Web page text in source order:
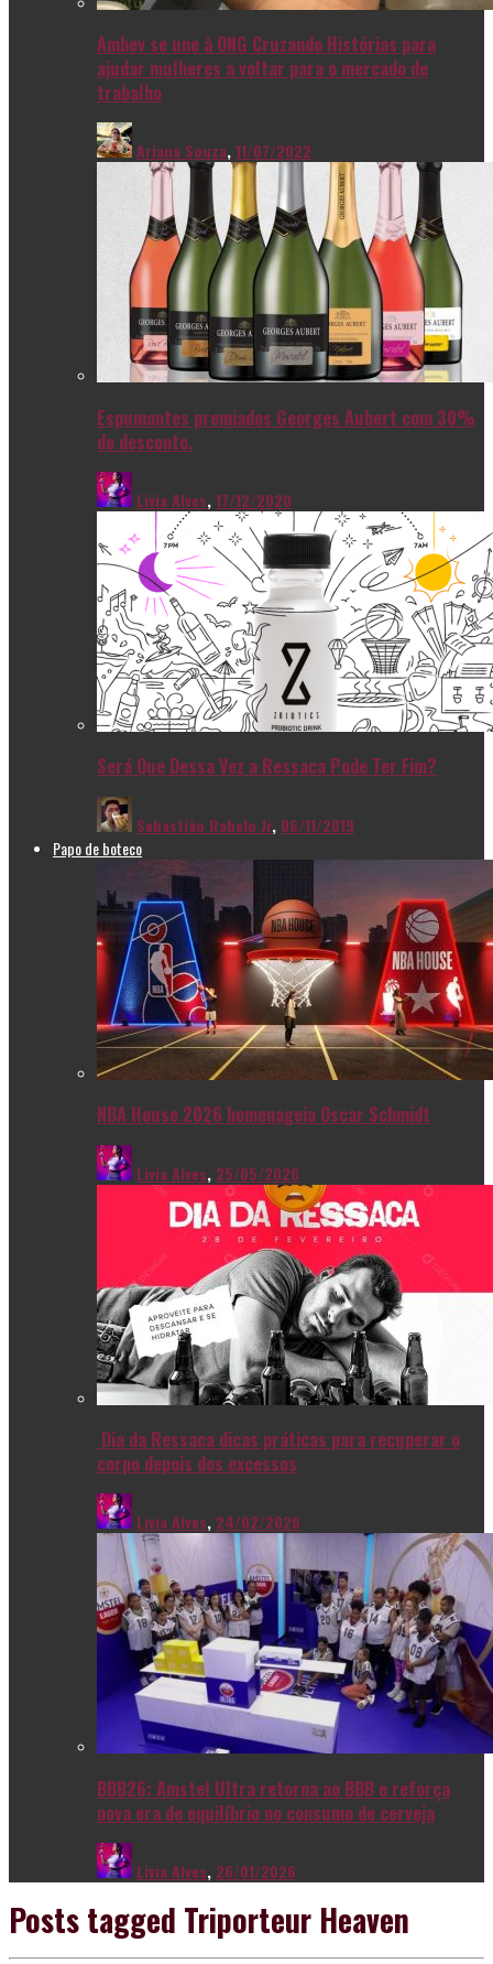
Ambev se une à ONG Cruzando Histórias para
ajudar mulheres a voltar para o mercado de
trabalho
Ariana Souza,11/07/2022
Espumantes premiados Georges Aubert com 30%
de desconto.
Livia Alves,17/12/2020
Será Que Dessa Vez a Ressaca Pode Ter Fim?
Sebastião Rabelo Jr, 06/11/2019
Papo de boteco
NBA House 2026 homenageia Oscar Schmidt
Livia Alves, 25/05/2026
Dia da Ressaca dicas práticas para recuperar o
corpo depois dos excessos
Livia Alves, 24/02/2026
BBB26: Amstel Ultra retorna ao BBB e reforça
nova era de equilíbrio no consumo de cerveja
Livia Alves, 26/01/2026
Posts tagged Triporteur Heaven